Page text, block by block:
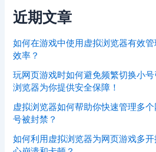
近期文章
如何在游戏中使用虚拟浏览器有效
效率？
玩网页游戏时如何避免频繁切换小
浏览器为你提供安全保障！
虚拟浏览器如何帮助你快速管理多
号被封禁？
如何利用虚拟浏览器为网页游戏多